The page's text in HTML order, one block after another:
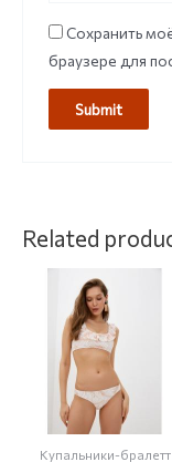
Сохранить
браузере для
Related
Купальники-бралетт